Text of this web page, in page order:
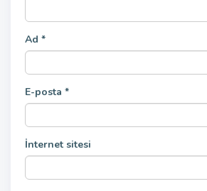
Ad *
E-posta *
İnternet sitesi